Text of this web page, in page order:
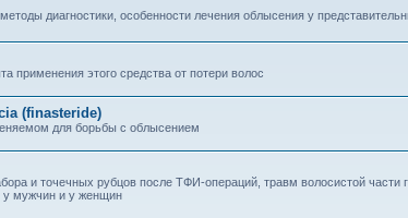
диагностики, особенности лечения облысения у
применения этого средства от потери волос
(finasteride)
для борьбы с облысением
и точечных рубцов после ТФИ-операций, травм волосистой части
у мужчин и у женщин